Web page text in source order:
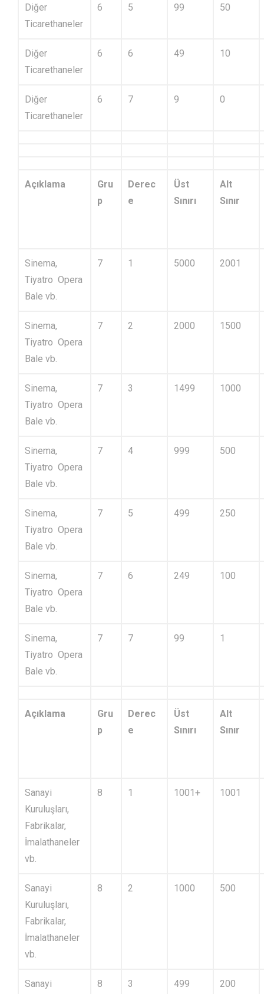
Diğer
Ticarethaneler
6 5 99 50
Diğer
Ticarethaneler
6 6 49 10
Diğer
Ticarethaneler
6 7 9 0
Açıklama
Gru
p
Derec
e
Üst
Sınırı
Alt
Sınır
Sinema,
Tiyatro Opera
Bale vb.
7 1 5000 2001
Sinema,
Tiyatro Opera
Bale vb.
7 2 2000 1500
Sinema,
Tiyatro Opera
Bale vb.
7 3 1499 1000
Sinema,
Tiyatro Opera
Bale vb.
7 4 999 500
Sinema,
Tiyatro Opera
Bale vb.
7 5 499 250
Sinema,
Tiyatro Opera
Bale vb.
7 6 249 100
Sinema,
Tiyatro Opera
Bale vb.
7 7 99 1
Açıklama
Gru
p
Derec
e
Üst
Sınırı
Alt
Sınır
Sanayi
Kuruluşları,
Fabrikalar,
İmalathaneler
vb.
8 1 1001+ 1001
Sanayi
Kuruluşları,
Fabrikalar,
İmalathaneler
vb.
8 2 1000 500
Sanayi
8 3 499 200